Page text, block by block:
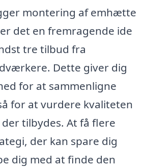
montering af emhætte
det en fremragende ide
tre tilbud fra
Dette giver dig
for at sammenligne
for at vurdere kvaliteten
tilbydes. At få flere
der kan spare dig
dig med at finde den